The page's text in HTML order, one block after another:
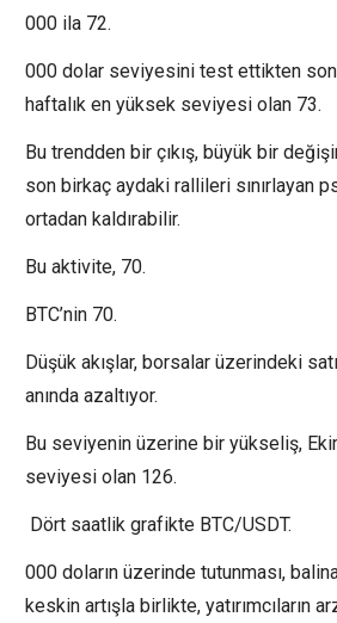
000 ila 72.
000 dolar seviyesini test ettikten
haftalık en yüksek seviyesi olan 73.
Bu trendden bir çıkış, büyük bir
son birkaç aydaki rallileri sınırlayan
ortadan kaldırabilir.
Bu aktivite, 70.
BTC’nin 70.
Düşük akışlar, borsalar üzerindeki
anında azaltıyor.
Bu seviyenin üzerine bir yükseliş,
seviyesi olan 126.
Dört saatlik grafikte BTC/USDT.
000 doların üzerinde tutunması,
keskin artışla birlikte, yatırımcıların